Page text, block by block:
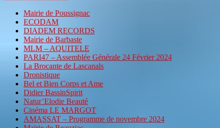
Mairie de Poussignac
ECODAM
DIADEM RECORDS
Mairie de Barbaste
MLM – AQUITELE
PARI47 – Assemblée Générale 24 Février 2024
La Brocante de Lascanals
Dronistique
Bel et Bien Corps et Ame
Didier BassinSpirit
Natur’Elodie Beauté
Cinéma LE MARGOT
AMASSAT – Programme de novembre 2024